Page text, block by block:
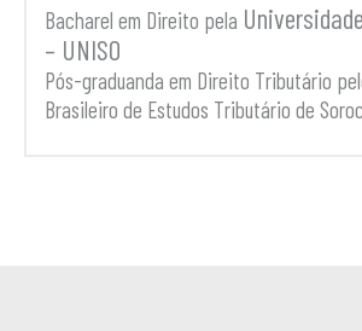
Bacharel em Direito pela
– UNISO
Pós-graduanda em Direito Tributário
Brasileiro de Estudos Tributário de